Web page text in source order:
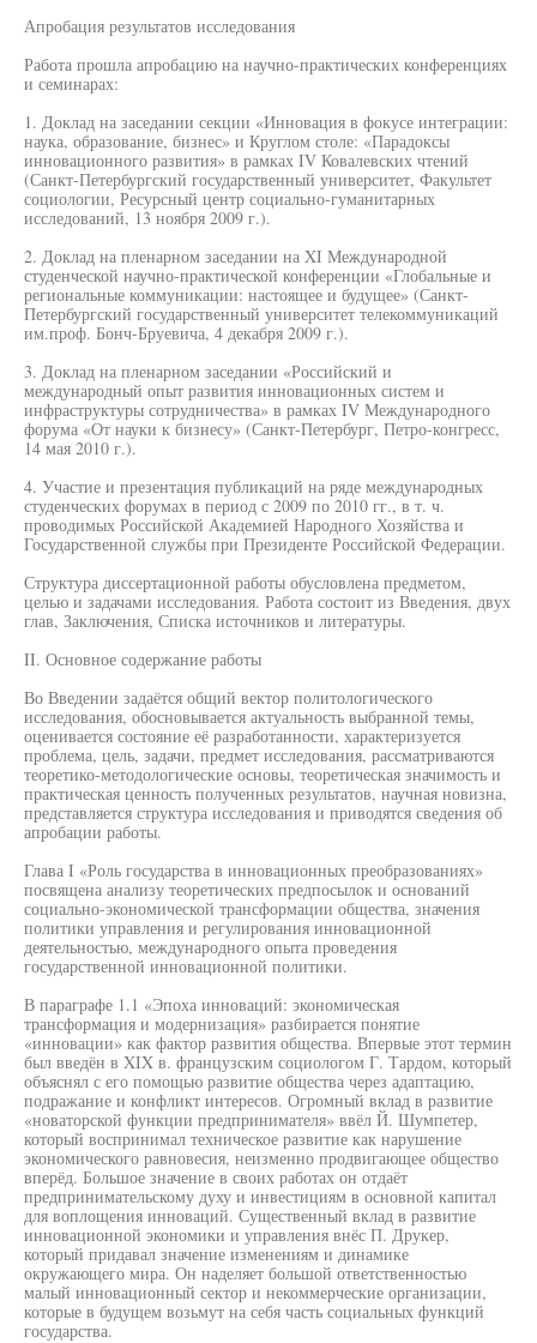
Апробация результатов исследования
Работа прошла апробацию на научно-практических конференциях
и семинарах:
1. Доклад на заседании секции «Инновация в фокусе интеграции:
наука, образование, бизнес» и Круглом столе: «Парадоксы
инновационного развития» в рамках IV Ковалевских чтений
(Санкт-Петербургский государственный университет, Факультет
социологии, Ресурсный центр социально-гуманитарных
исследований, 13 ноября 2009 г.).
2. Доклад на пленарном заседании на XI Международной
студенческой научно-практической конференции «Глобальные и
региональные коммуникации: настоящее и будущее» (Санкт-
Петербургский государственный университет телекоммуникаций
им.проф. Бонч-Бруевича, 4 декабря 2009 г.).
3. Доклад на пленарном заседании «Российский и
международный опыт развития инновационных систем и
инфраструктуры сотрудничества» в рамках IV Международного
форума «От науки к бизнесу» (Санкт-Петербург, Петро-конгресс,
14 мая 2010 г.).
4. Участие и презентация публикаций на ряде международных
студенческих форумах в период с 2009 по 2010 гг., в т. ч.
проводимых Российской Академией Народного Хозяйства и
Государственной службы при Президенте Российской Федерации.
Структура диссертационной работы обусловлена предметом,
целью и задачами исследования. Работа состоит из Введения, двух
глав, Заключения, Списка источников и литературы.
II. Основное содержание работы
Во Введении задаётся общий вектор политологического
исследования, обосновывается актуальность выбранной темы,
оценивается состояние её разработанности, характеризуется
проблема, цель, задачи, предмет исследования, рассматриваются
теоретико-методологические основы, теоретическая значимость и
практическая ценность полученных результатов, научная новизна,
представляется структура исследования и приводятся сведения об
апробации работы.
Глава I «Роль государства в инновационных преобразованиях»
посвящена анализу теоретических предпосылок и оснований
социально-экономической трансформации общества, значения
политики управления и регулирования инновационной
деятельностью, международного опыта проведения
государственной инновационной политики.
В параграфе 1.1 «Эпоха инноваций: экономическая
трансформация и модернизация» разбирается понятие
«инновации» как фактор развития общества. Впервые этот термин
был введён в XIX в. французским социологом Г. Тардом, который
объяснял с его помощью развитие общества через адаптацию,
подражание и конфликт интересов. Огромный вклад в развитие
«новаторской функции предпринимателя» ввёл Й. Шумпетер,
который воспринимал техническое развитие как нарушение
экономического равновесия, неизменно продвигающее общество
вперёд. Большое значение в своих работах он отдаёт
предпринимательскому духу и инвестициям в основной капитал
для воплощения инноваций. Существенный вклад в развитие
инновационной экономики и управления внёс П. Друкер,
который придавал значение изменениям и динамике
окружающего мира. Он наделяет большой ответственностью
малый инновационный сектор и некоммерческие организации,
которые в будущем возьмут на себя часть социальных функций
государства.